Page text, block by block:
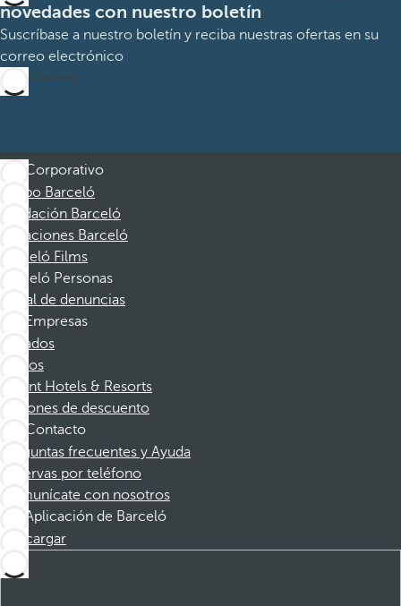
novedades con nuestro boletín
Suscríbase a nuestro boletín y reciba nuestras ofertas en su
correo electrónico
Suscribirme
Corporativo
Grupo Barceló
Fundación Barceló
Vacaciones Barceló
Barceló Films
Barceló Personas
Canal de denuncias
Empresas
Afiliados
Socios
Dorint Hotels & Resorts
Cupones de descuento
Contacto
Preguntas frecuentes y Ayuda
Reservas por teléfono
Comunícate con nosotros
Aplicación de Barceló
Descargar